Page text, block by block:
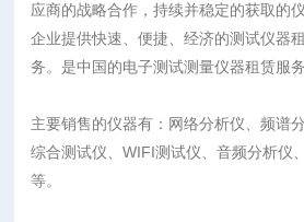
应商的战略合作，持续并稳定的获取的
企业提供快速、便捷、经济的测试仪器
务。是中国的电子测试测量仪器租赁服
主要销售的仪器有：网络分析仪、频谱
综合测试仪、WIFI测试仪、音频分析仪
等。